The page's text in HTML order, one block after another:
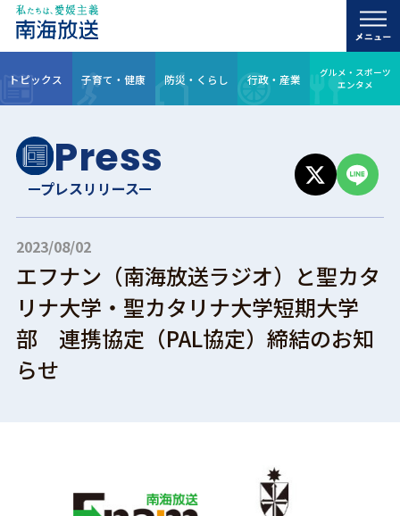
トピックス 子育て・健康 防災・くらし 行政・産業
グルメ・スポーツ
エンタメ
Press
プレスリリース
2023/08/02
エフナン（南海放送ラジオ）と聖カタ
リナ大学・聖カタリナ大学短期大学
部 連携協定（PAL協定）締結のお知
らせ